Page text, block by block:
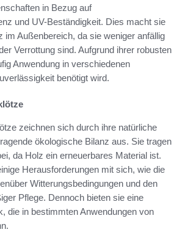
in Bezug auf
und UV-Beständigkeit. Dies macht sie
im Außenbereich, da sie weniger anfällig
Verrottung sind. Aufgrund ihrer robusten
Anwendung in verschiedenen
benötigt wird.
zeichnen sich durch ihre natürliche
ökologische Bilanz aus. Sie tragen
da Holz ein erneuerbares Material ist.
Herausforderungen mit sich, wie die
Witterungsbedingungen und den
Pflege. Dennoch bieten sie eine
die in bestimmten Anwendungen von